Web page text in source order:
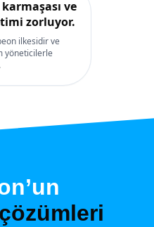
ve
zorluyor.
ilkesidir ve
yöneticilerle